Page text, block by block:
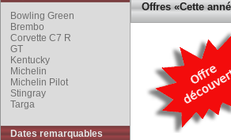
Bowling Green
Brembo
Corvette C7 R
GT
Kentucky
Michelin
Michelin Pilot
Stingray
Targa
Dates remarquables
Offres «Cette